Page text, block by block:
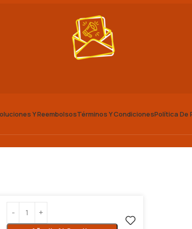
Y ReembolsosTérminos Y CondicionesPolítica De